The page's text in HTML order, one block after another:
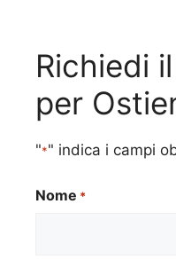
Richiedi
per
"*" indica i campi
Nome *